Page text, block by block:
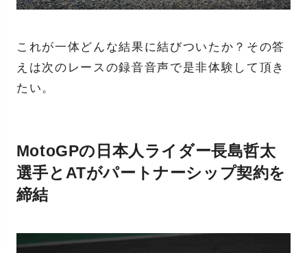
これが一体どんな結果に結びついたか？その答
えは次のレースの録音音声で是非体験して頂き
たい。
MotoGPの日本人ライダー長島哲太
選手とATがパートナーシップ契約を
締結